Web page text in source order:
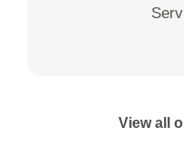
View all